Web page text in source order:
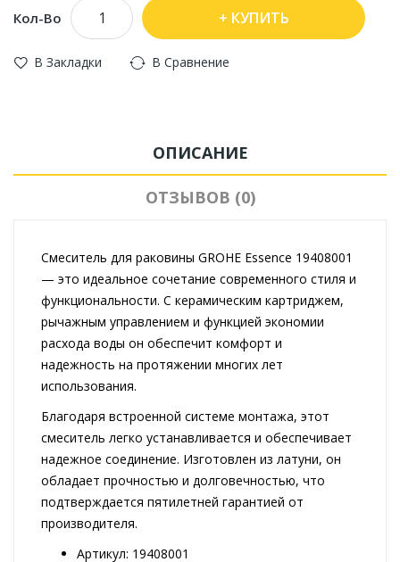
Кол-Во КУПИТЬ
В Закладки В Сравнение
ОПИСАНИЕ
ОТЗЫВОВ (0)
Смеситель для раковины GROHE Essence 19408001
— это идеальное сочетание современного стиля и
функциональности. С керамическим картриджем,
рычажным управлением и функцией экономии
расхода воды он обеспечит комфорт и
надежность на протяжении многих лет
использования.
Благодаря встроенной системе монтажа, этот
смеситель легко устанавливается и обеспечивает
надежное соединение. Изготовлен из латуни, он
обладает прочностью и долговечностью, что
подтверждается пятилетней гарантией от
производителя.
Артикул: 19408001